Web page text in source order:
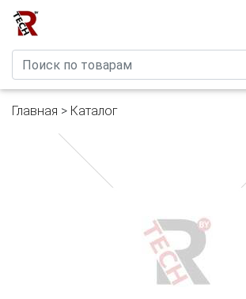
Главная > Каталог